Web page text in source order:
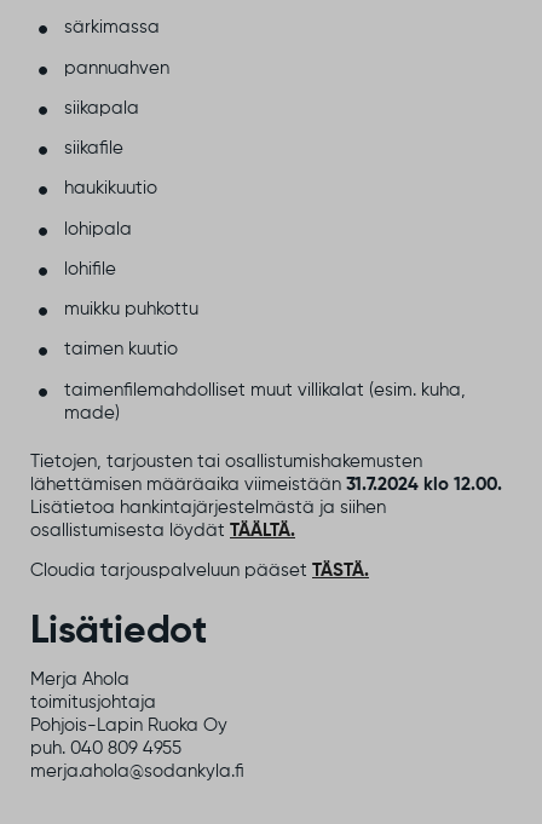
särkimassa
pannuahven
siikapala
siikafile
haukikuutio
lohipala
lohifile
muikku puhkottu
taimen kuutio
taimenfilemahdolliset muut villikalat (esim. kuha,
made)
Tietojen, tarjousten tai osallistumishakemusten
lähettämisen määräaika viimeistään 31.7.2024 klo 12.00.
Lisätietoa hankintajärjestelmästä ja siihen
osallistumisesta löydät TÄÄLTÄ.
Cloudia tarjouspalveluun pääset TÄSTÄ.
Lisätiedot
Merja Ahola
toimitusjohtaja
Pohjois-Lapin Ruoka Oy
puh. 040 809 4955
merja.ahola@sodankyla.fi